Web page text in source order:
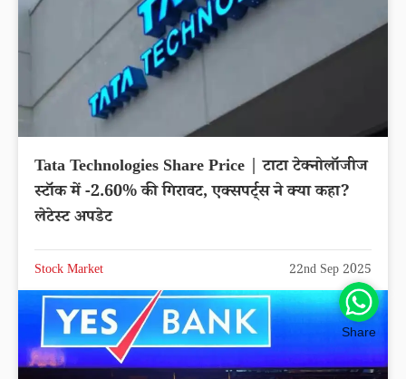
Tata Technologies Share Price | टाटा टेक्नोलॉजीज
स्टॉक में -2.60% की गिरावट, एक्सपर्ट्स ने क्या कहा?
लेटेस्ट अपडेट
Stock Market 22nd Sep 2025
Share